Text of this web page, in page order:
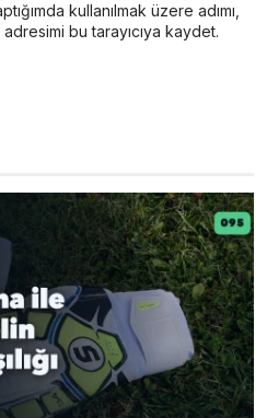
kullanılmak üzere adımı,
bu tarayıcıya kaydet.